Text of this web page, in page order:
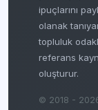
ipuçlarını
olanak
topluluk
referans
oluşturur.
© 2018 -